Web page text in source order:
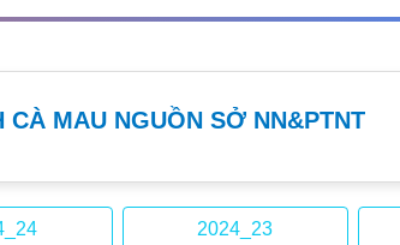
MAU NGUỒN SỞ NN&PTNT